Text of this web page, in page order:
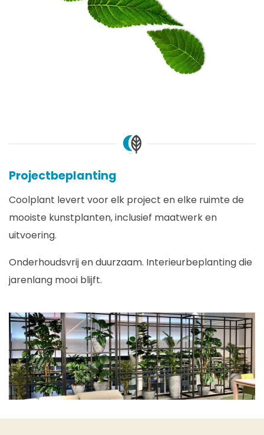
Projectbeplanting
Coolplant levert voor elk project en elke ruimte de
mooiste kunstplanten, inclusief maatwerk en
uitvoering.
Onderhoudsvrij en duurzaam. Interieurbeplanting die
jarenlang mooi blijft.